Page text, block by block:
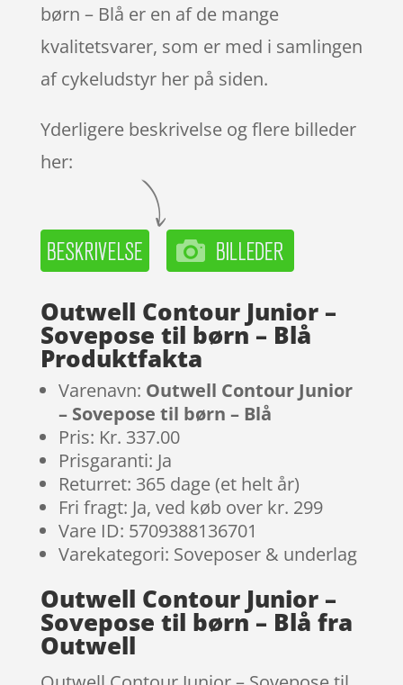
børn – Blå er en af de mange
kvalitetsvarer, som er med i samlingen
af cykeludstyr her på siden.
Yderligere beskrivelse og flere billeder
her:
Outwell Contour Junior –
Sovepose til børn – Blå
Produktfakta
Varenavn: Outwell Contour Junior
– Sovepose til børn – Blå
Pris: Kr. 337.00
Prisgaranti: Ja
Returret: 365 dage (et helt år)
Fri fragt: Ja, ved køb over kr. 299
Vare ID: 5709388136701
Varekategori: Soveposer & underlag
Outwell Contour Junior –
Sovepose til børn – Blå fra
Outwell